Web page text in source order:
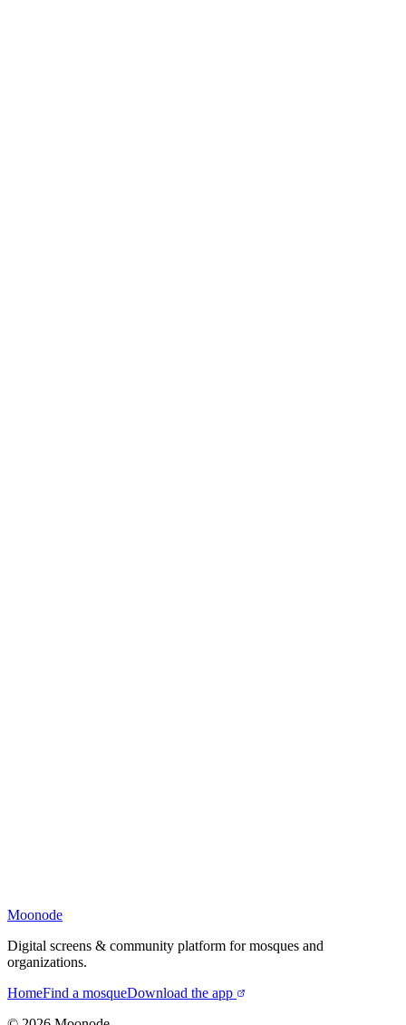
Moonode
Digital screens & community platform for mosques and
organizations.
HomeFind a mosqueDownload the app